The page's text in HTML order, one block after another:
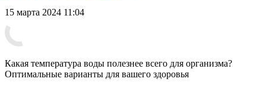
15 марта 2024 11:04
Какая температура воды полезнее всего для организма?
Оптимальные варианты для вашего здоровья